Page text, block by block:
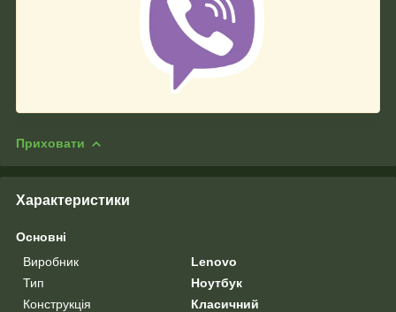
Приховати
Характеристики
Основні
Виробник
Lenovo
Тип
Ноутбук
Конструкція
Класичний